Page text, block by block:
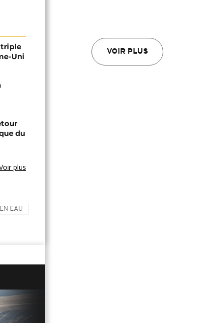
VOIR PLUS
triple
Uni
du
plus
EAU